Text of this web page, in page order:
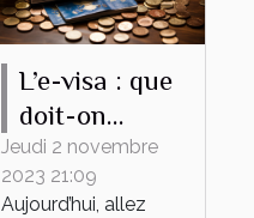
L’e-visa : que
doit-on
savoir ?
Jeudi 2 novembre
2023 21:09
Aujourd’hui, allez